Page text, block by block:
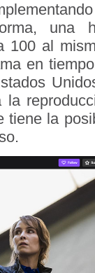
una
100 al
en
la
tiene la